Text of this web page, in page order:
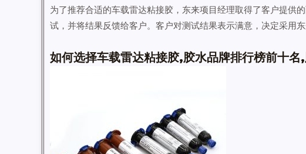
为了推荐合适的车载雷达粘接胶，东来项目经理取得了客户提供
试，并将结果反馈给客户。客户对测试结果表示满意，决定采用
如何选择车载雷达粘接胶,胶水品牌排行榜前十名